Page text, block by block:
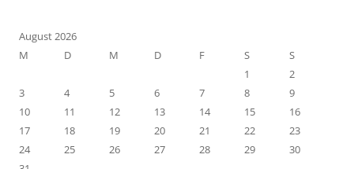
August 2026
M
D M D F S
S
1
2
3
4 5 6 7 8
9
10
11 12 13 14 15
16
17
18 19 20 21 22
23
24
25 26 27 28 29
30